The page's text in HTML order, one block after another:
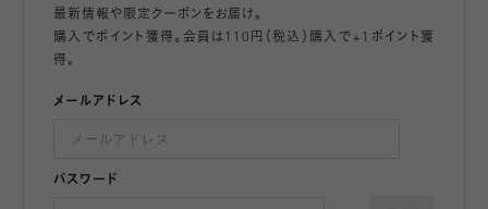
最新情報や限定クーポンをお届け。
購入でポイント獲得。会員は110円（税込）購入で+1ポイント獲
得。
メールアドレス
パスワード